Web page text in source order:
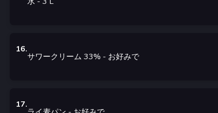
16.
サワークリーム 33% - お好みで
17.